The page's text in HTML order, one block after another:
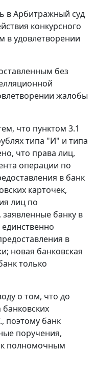
в Арбитражный суд
конкурсного
в удовлетворении
без
жалобы
что пунктом 3.1
типа "И" и типа
что права лиц,
операции по
в банк
карточек,
лиц по
банку в
в
новая банковская
только
о том, что до
поэтому банк
поручения,
полномочным